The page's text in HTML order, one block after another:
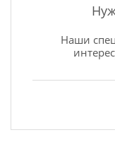
Наши